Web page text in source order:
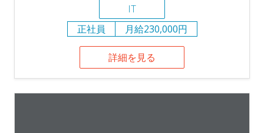
IT
正社員
月給230,000円
詳細を見る